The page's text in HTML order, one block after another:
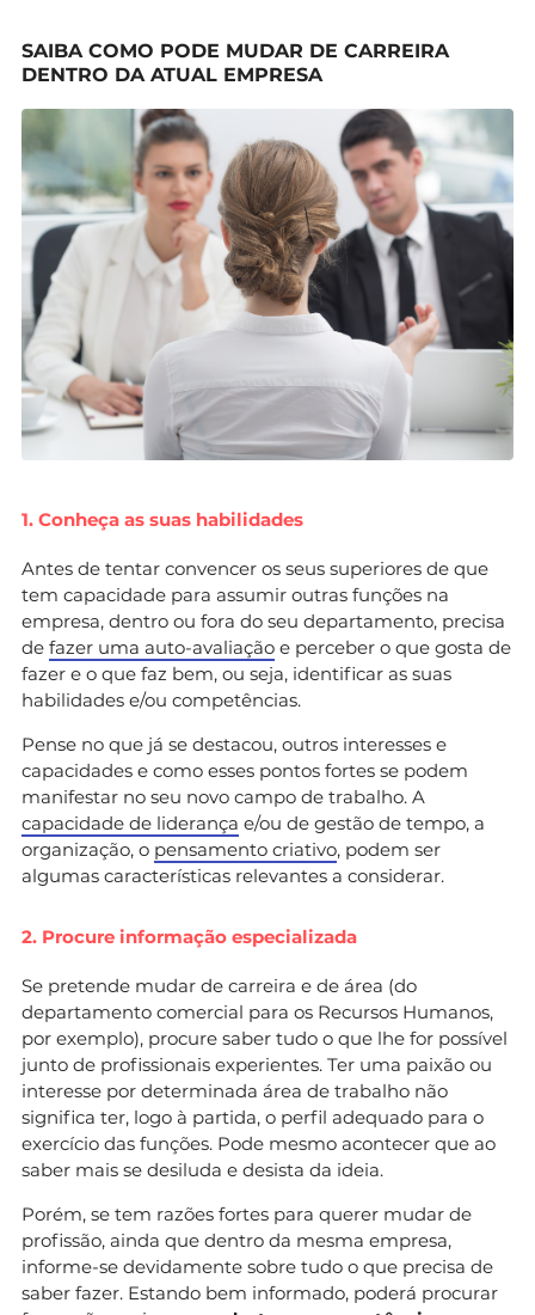
SAIBA COMO PODE MUDAR DE CARREIRA
DENTRO DA ATUAL EMPRESA
1. Conheça as suas habilidades
Antes de tentar convencer os seus superiores de que
tem capacidade para assumir outras funções na
empresa, dentro ou fora do seu departamento, precisa
de fazer uma auto-avaliação e perceber o que gosta de
fazer e o que faz bem, ou seja, identificar as suas
habilidades e/ou competências.
Pense no que já se destacou, outros interesses e
capacidades e como esses pontos fortes se podem
manifestar no seu novo campo de trabalho. A
capacidade de liderança e/ou de gestão de tempo, a
organização, o pensamento criativo, podem ser
algumas características relevantes a considerar.
2. Procure informação especializada
Se pretende mudar de carreira e de área (do
departamento comercial para os Recursos Humanos,
por exemplo), procure saber tudo o que lhe for possível
junto de profissionais experientes. Ter uma paixão ou
interesse por determinada área de trabalho não
significa ter, logo à partida, o perfil adequado para o
exercício das funções. Pode mesmo acontecer que ao
saber mais se desiluda e desista da ideia.
Porém, se tem razões fortes para querer mudar de
profissão, ainda que dentro da mesma empresa,
informe-se devidamente sobre tudo o que precisa de
saber fazer. Estando bem informado, poderá procurar